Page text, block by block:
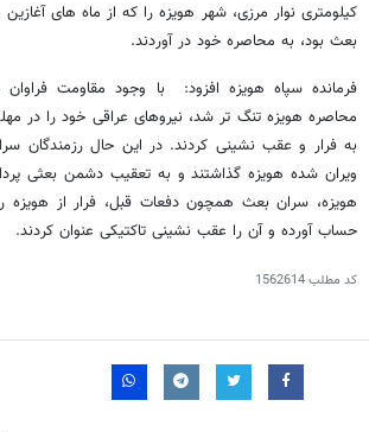
کیلومتری نوار مرزی، شهر هویزه را که از ماه های
بعث بود، به محاصره خود در آوردند.
فرمانده سپاه هویزه افزود: با وجود مقاومت
محاصره هویزه تنگ تر شد، نیروهای عراقی خود را در
به فرار و عقب نشینی کردند. در این حال رزمندگان
ویران شده هویزه گذاشتند و به تعقیب دشمن بعثی
هویزه، سران بعث همچون دفعات قبل، فرار از هویزه
حساب آورده و آن را عقب نشینی تاکتیکی عنوان کردند.
کد مطلب1562614